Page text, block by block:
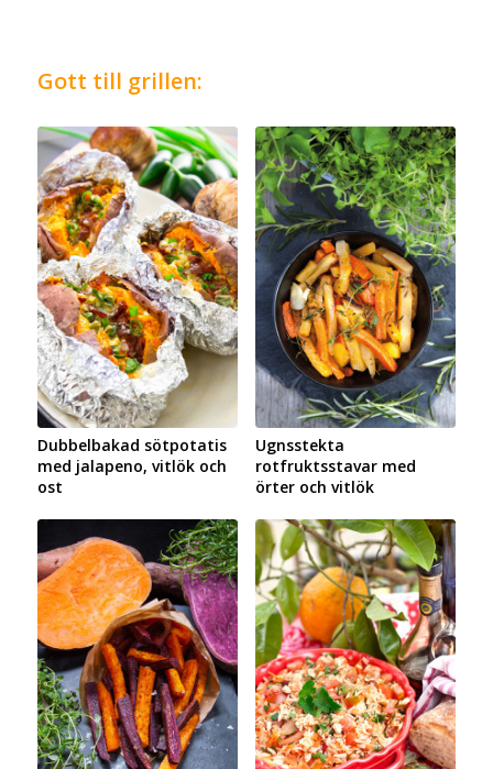
Gott till grillen:
Dubbelbakad sötpotatis
med jalapeno, vitlök och
ost
Ugnsstekta
rotfruktsstavar med
örter och vitlök